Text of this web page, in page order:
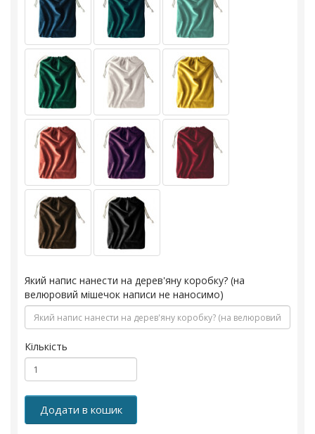
Який напис нанести на дерев'яну коробку? (на
велюровий мішечок написи не наносимо)
Кількість
Додати в кошик